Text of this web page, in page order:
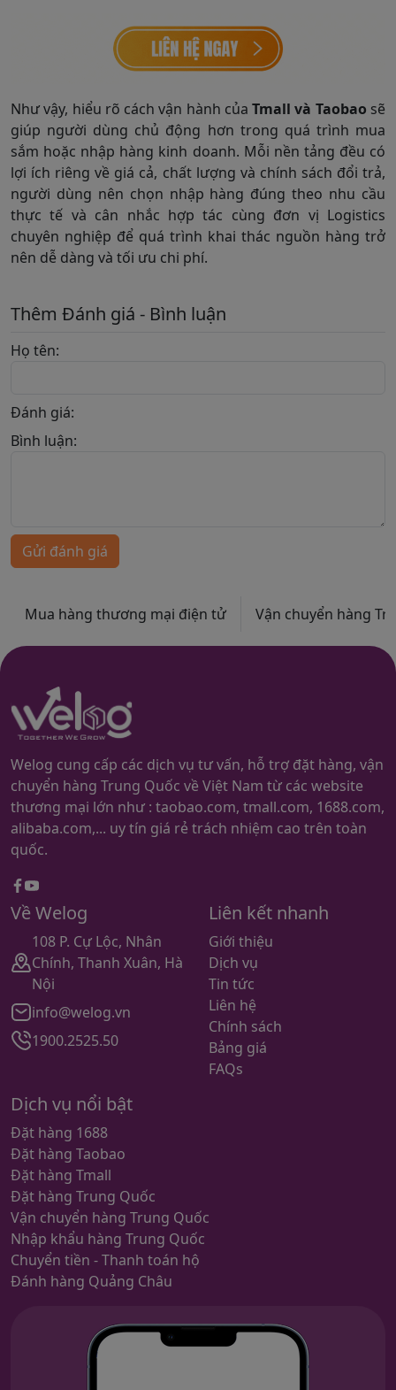
Như vậy, hiểu rõ cách vận hành củaTmall và Taobao sẽ
giúp người dùng chủ động hơn trong quá trình mua
sắm hoặc nhập hàng kinh doanh. Mỗi nền tảng đều có
lợi ích riêng về giá cả, chất lượng và chính sách đổi trả,
người dùng nên chọn nhập hàng đúng theo nhu cầu
thực tế và cân nhắc hợp tác cùng đơn vị Logistics
chuyên nghiệp để quá trình khai thác nguồn hàng trở
nên dễ dàng và tối ưu chi phí.
Thêm Đánh giá - Bình luận
Họ tên:
Đánh giá:
Bình luận:
Gửi đánh giá
Mua hàng thương mại điện tử Vận chuyển hàng
Welog cung cấp các dịch vụ tư vấn, hỗ trợ đặt hàng, vận
chuyển hàng Trung Quốc về Việt Nam từ các website
thương mại lớn như : taobao.com, tmall.com, 1688.com,
alibaba.com,... uy tín giá rẻ trách nhiệm cao trên toàn
quốc.
Facebook
youtube
Về Welog
108 P. Cự Lộc, Nhân
Chính, Thanh Xuân, Hà
Nội
info@welog.vn
1900.2525.50
Liên kết nhanh
Giới thiệu
Dịch vụ
Tin tức
Liên hệ
Chính sách
Bảng giá
FAQs
Dịch vụ nổi bật
Đặt hàng 1688
Đặt hàng Taobao
Đặt hàng Tmall
Đặt hàng Trung Quốc
Vận chuyển hàng Trung Quốc
Nhập khẩu hàng Trung Quốc
Chuyển tiền - Thanh toán hộ
Đánh hàng Quảng Châu